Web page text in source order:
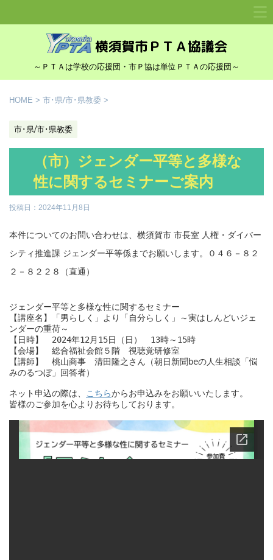
～ＰＴＡは学校の応援団・市Ｐ協は単位ＰＴＡの応援団～
HOME > 市･県/市･県教委 >
市･県/市･県教委
（市）ジェンダー平等と多様な
性に関するセミナーご案内
投稿日： 2024年11月8日
本件についてのお問い合わせは、横須賀市 市長室 人権・ダイバー
シティ推進課 ジェンダー平等係までお願いします。０４６－８２
２－８２２８（直通）
ジェンダー平等と多様な性に関するセミナー
【講座名】「男らしく」より「自分らしく」～実はしんどいジェ
ンダーの重荷～
【日時】　2024年12月15日（日）　13時～15時
【会場】　総合福祉会館５階　視聴覚研修室
【講師】　桃山商事　清田隆之さん（朝日新聞beの人生相談「悩
みのるつぼ」回答者）
ネット申込の際は、 こちらからお申込みをお願いいたします。
皆様のご参加を心よりお待ちしております。